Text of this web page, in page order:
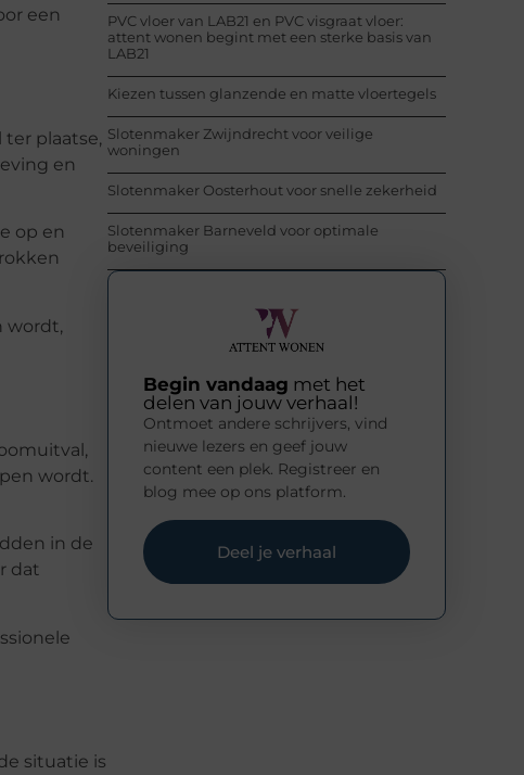
een
plaatse,
en
op en
wordt,
wordt.
in de
dat
situatie is
PVC vloer van LAB21 en PVC visgraat vloer:
attent wonen begint met een sterke basis van
LAB21
Kiezen tussen glanzende en matte vloertegels
Slotenmaker Zwijndrecht voor veilige
woningen
Slotenmaker Oosterhout voor snelle zekerheid
Slotenmaker Barneveld voor optimale
beveiliging
Begin vandaag met het
delen van jouw verhaal!
Ontmoet andere schrijvers, vind
nieuwe lezers en geef jouw
content een plek. Registreer en
blog mee op ons platform.
Deel je verhaal